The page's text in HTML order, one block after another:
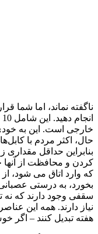
ناگفته نماند، اما شما
خارجی است. این به
حال، اکثر مردم با
بنابراین حداقل
کردن و محافظت از آنها
که وارد اتاق می شود،
بخورد، به درستی
سقفی وجود دارند که نه
نیاز دارند. همه این
هفته تبدیل کنند – اگر